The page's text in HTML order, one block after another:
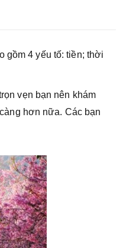
gồm 4 yếu tố: tiền; thời
vẹn bạn nên khám
hơn nữa. Các bạn